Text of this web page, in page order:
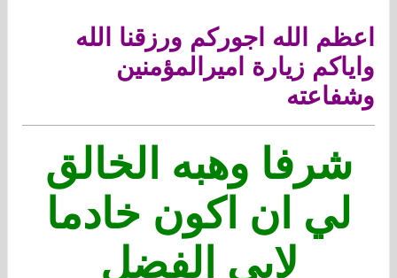
اعظم الله اجوركم ورزقنا الله
واياكم زيارة اميرالمؤمنين
وشفاعته
شرفا وهبه الخالق
لي ان اكون خادما
لابي الفضل